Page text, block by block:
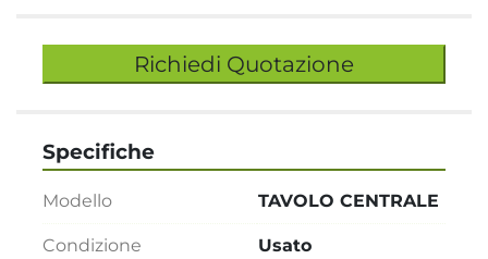
Richiedi Quotazione
Specifiche
Modello TAVOLO CENTRALE
Condizione Usato